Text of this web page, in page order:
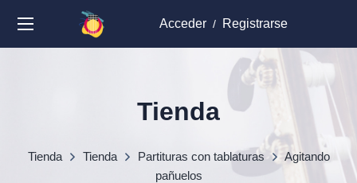
Acceder/ Registrarse
Tienda
Tienda Tienda Partituras con tablaturas
Agitando
pañuelos